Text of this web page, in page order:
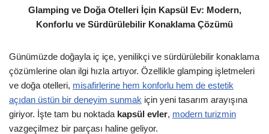
Glamping ve Doğa Otelleri İçin Kapsül Ev: Modern,
Konforlu ve Sürdürülebilir Konaklama Çözümü
Günümüzde doğayla iç içe, yenilikçi ve sürdürülebilir konaklama
çözümlerine olan ilgi hızla artıyor. Özellikle glamping işletmeleri
ve doğa otelleri, misafirlerine hem konforlu hem de estetik
açıdan üstün bir deneyim sunmak için yeni tasarım arayışına
giriyor. İşte tam bu noktada kapsül evler, modern turizmin
vazgeçilmez bir parçası haline geliyor.